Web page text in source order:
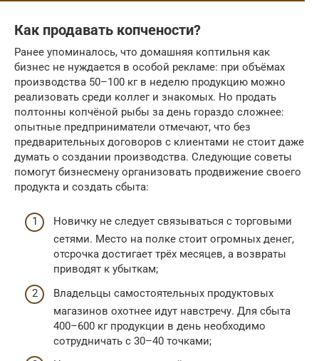
Как продавать копчености?
Ранее упоминалось, что домашняя коптильня как
бизнес не нуждается в особой рекламе: при объёмах
производства 50–100 кг в неделю продукцию можно
реализовать среди коллег и знакомых. Но продать
полтонны копчёной рыбы за день гораздо сложнее:
опытные предприниматели отмечают, что без
предварительных договоров с клиентами не стоит даже
думать о создании производства. Следующие советы
помогут бизнесмену организовать продвижение своего
продукта и создать сбыта:
Новичку не следует связываться с торговыми
сетями. Место на полке стоит огромных денег,
отсрочка достигает трёх месяцев, а возвраты
приводят к убыткам;
Владельцы самостоятельных продуктовых
магазинов охотнее идут навстречу. Для сбыта
400–600 кг продукции в день необходимо
сотрудничать с 30–40 точками;